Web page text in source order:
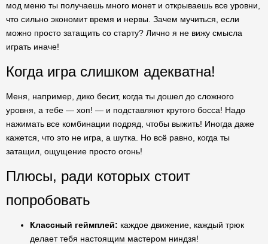
мод меню ты получаешь много монет и открываешь все уровни,
что сильно экономит время и нервы. Зачем мучиться, если
можно просто затащить со старту? Лично я не вижу смысла
играть иначе!
Когда игра слишком адекватна!
Меня, например, дико бесит, когда ты дошел до сложного
уровня, а тебе — хоп! — и подставляют крутого босса! Надо
нажимать все комбинации подряд, чтобы выжить! Иногда даже
кажется, что это не игра, а шутка. Но всё равно, когда ты
затащил, ощущение просто огонь!
Плюсы, ради которых стоит
попробовать
Классный геймплей: каждое движение, каждый трюк
делает тебя настоящим мастером ниндзя!